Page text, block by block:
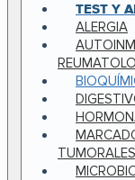
TEST Y
ALERGIA
TUMORALES